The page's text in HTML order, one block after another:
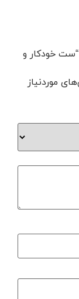
خودکار و
موردنیاز